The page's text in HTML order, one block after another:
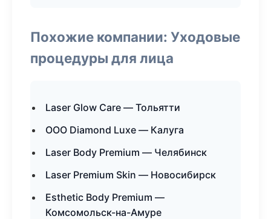
Похожие компании: Уходовые
процедуры для лица
Laser Glow Care — Тольятти
ООО Diamond Luxe — Калуга
Laser Body Premium — Челябинск
Laser Premium Skin — Новосибирск
Esthetic Body Premium —
Комсомольск-на-Амуре